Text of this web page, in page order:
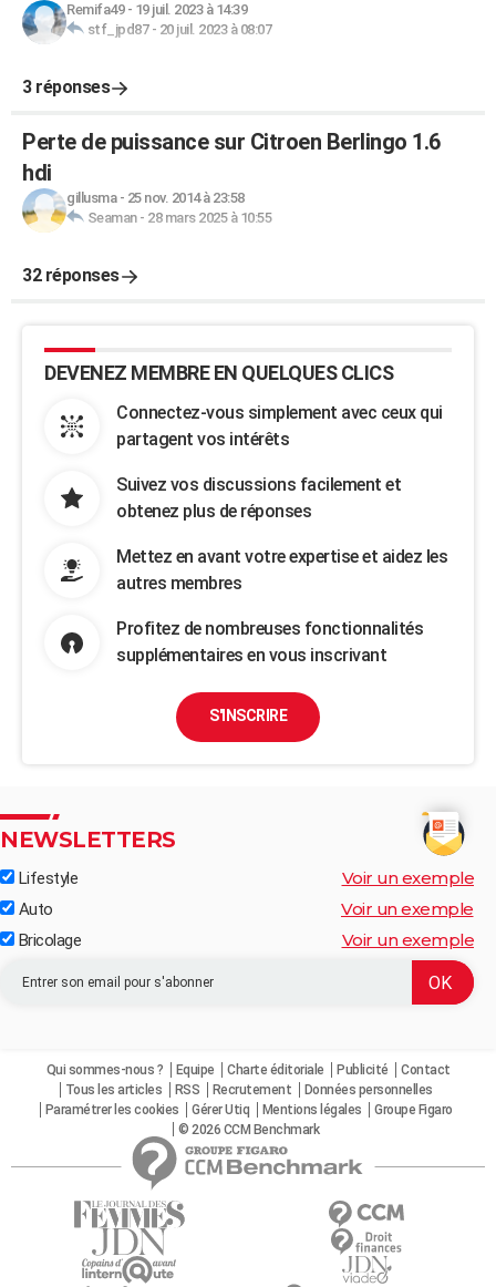
Remifa49- 19 juil. 2023 à 14:39
stf_jpd87- 20 juil. 2023 à 08:07
3 réponses
Perte de puissance sur Citroen Berlingo 1.6
hdi
gillusma- 25 nov. 2014 à 23:58
Seaman- 28 mars 2025 à 10:55
32 réponses
DEVENEZ MEMBRE EN QUELQUES CLICS
Connectez-vous simplement avec ceux qui
partagent vos intérêts
Suivez vos discussions facilement et
obtenez plus de réponses
Mettez en avant votre expertise et aidez les
autres membres
Profitez de nombreuses fonctionnalités
supplémentaires en vous inscrivant
S'INSCRIRE
NEWSLETTERS
Lifestyle Voir un exemple
Auto Voir un exemple
Bricolage Voir un exemple
Qui sommes-nous ? Equipe Charte éditoriale Publicité
Contact
Tous les articles
RSS Recrutement
Données personnelles
Paramétrer les cookies
Gérer Utiq Mentions légales
Groupe Figaro
© 2026 CCM Benchmark